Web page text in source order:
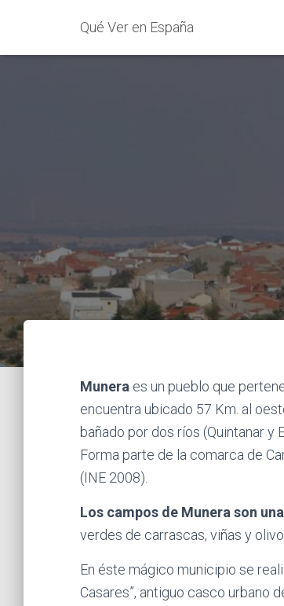
Qué Ver en España
Munera es un pueblo que
encuentra ubicado 57 Km. al
bañado por dos ríos (Quintanar y
Forma parte de la comarca de
(INE 2008).
Los campos de Munera son
verdes de carrascas, viñas y
En éste mágico municipio se
Casares”, antiguo casco urbano